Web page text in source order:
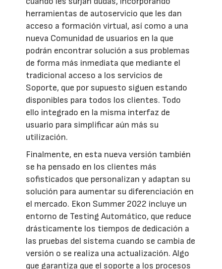
herramientas de autoservicio que les dan
acceso a formación virtual, así como a una
nueva Comunidad de usuarios en la que
podrán encontrar solución a sus problemas
de forma más inmediata que mediante el
tradicional acceso a los servicios de
Soporte, que por supuesto siguen estando
disponibles para todos los clientes. Todo
ello integrado en la misma interfaz de
usuario para simplificar aún más su
utilización.
Finalmente, en esta nueva versión también
se ha pensado en los clientes más
sofisticados que personalizan y adaptan su
solución para aumentar su diferenciación en
el mercado. Ekon Summer 2022 incluye un
entorno de Testing Automático, que reduce
drásticamente los tiempos de dedicación a
las pruebas del sistema cuando se cambia de
versión o se realiza una actualización. Algo
que garantiza que el soporte a los procesos